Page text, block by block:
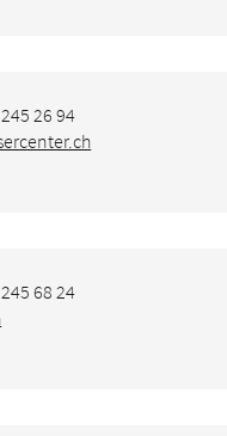
26 94
68 24